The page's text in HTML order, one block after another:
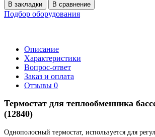
В закладки В сравнение
Подбор оборудования
Описание
Характеристики
Вопрос-ответ
Заказ и оплата
Отзывы 0
Термостат для теплообменника
(12840)
Однополосный термостат, используется для